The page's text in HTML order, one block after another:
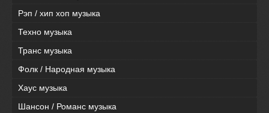
Рэп / хип хоп музыка
Техно музыка
Транс музыка
Фолк / Народная музыка
Хаус музыка
Шансон / Романс музыка